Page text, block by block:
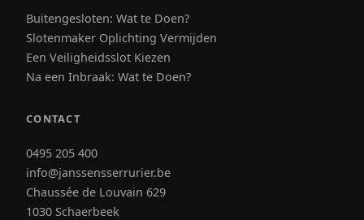
Buitengesloten: Wat te Doen?
Slotenmaker Oplichting Vermijden
Een Veiligheidsslot Kiezen
Na een Inbraak: Wat te Doen?
CONTACT
0495 205 400
info@janssensserrurier.be
Chaussée de Louvain 629
1030 Schaerbeek